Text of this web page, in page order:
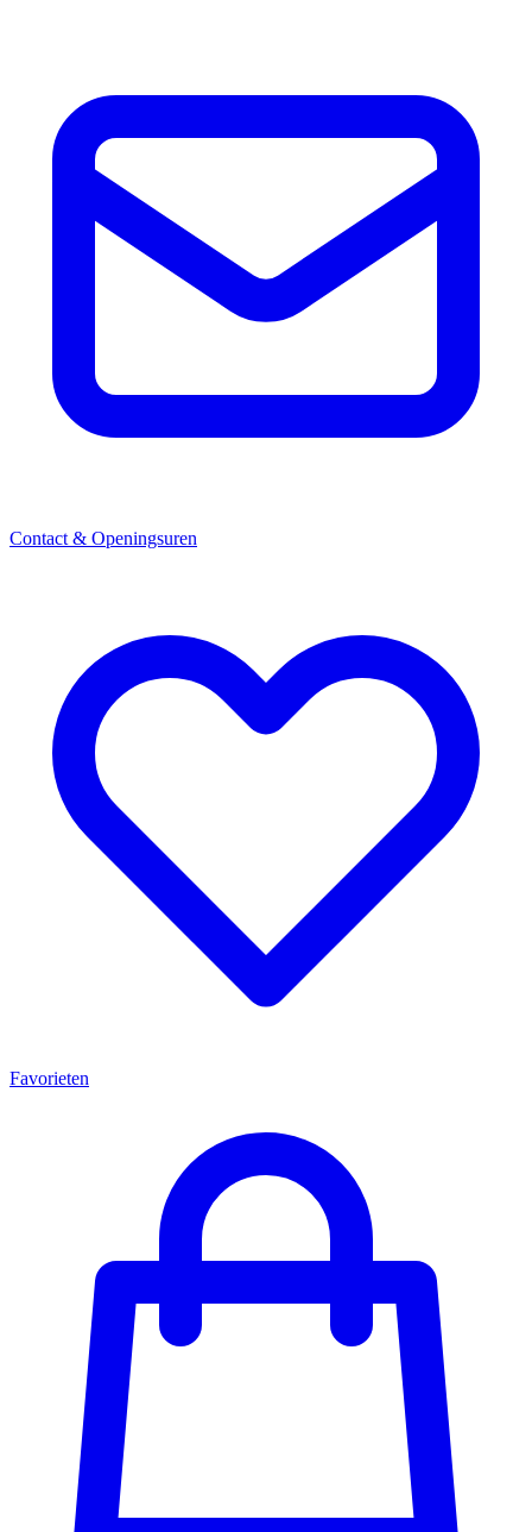
Contact & Openingsuren
Favorieten